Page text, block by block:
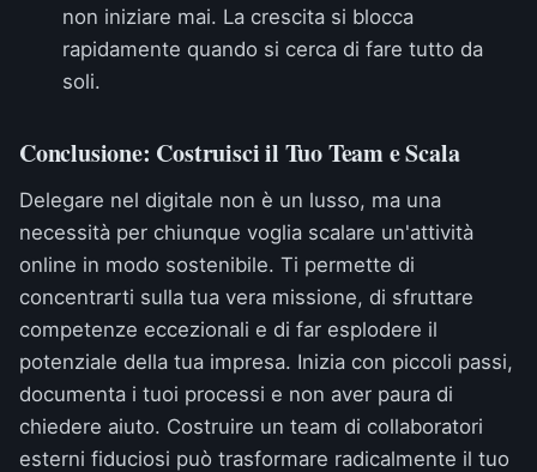
non iniziare mai. La crescita si blocca
rapidamente quando si cerca di fare tutto da
soli.
Conclusione: Costruisci il Tuo Team e Scala
Delegare nel digitale non è un lusso, ma una
necessità per chiunque voglia scalare un'attività
online in modo sostenibile. Ti permette di
concentrarti sulla tua vera missione, di sfruttare
competenze eccezionali e di far esplodere il
potenziale della tua impresa. Inizia con piccoli passi,
documenta i tuoi processi e non aver paura di
chiedere aiuto. Costruire un team di collaboratori
esterni fiduciosi può trasformare radicalmente il tuo